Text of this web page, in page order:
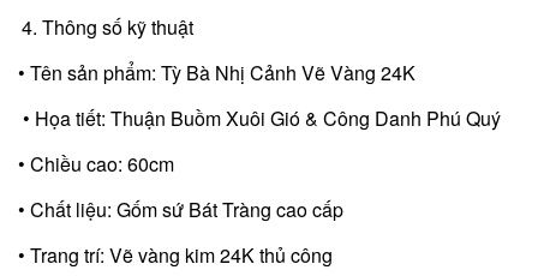
Thông số kỹ thuật
• Tên sản phẩm: Tỳ Bà Nhị Cảnh Vẽ Vàng 24K
• Họa tiết: Thuận Buồm Xuôi Gió & Công Danh Phú Quý
• Chiều cao: 60cm
• Chất liệu: Gốm sứ Bát Tràng cao cấp
• Trang trí: Vẽ vàng kim 24K thủ công